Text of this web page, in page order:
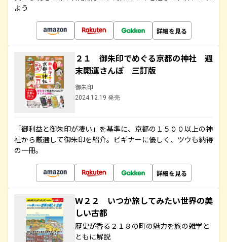
よう
詳細を見る
２１ 御朱印でめぐる京都の神社 週
末開運さんぽ 三訂版
御朱印
2024.12.19 発売
「御利益と御朱印が凄い」を基準に、京都の１５００以上の神
社から厳選して御朱印を紹介。ビギナーに優しく、ツウも納得
の一冊。
詳細を見る
Ｗ２２ いつか旅してみたい世界の美
しい古都
歴史が香る２１８の町の魅力を旅の雑学と
ともに解説